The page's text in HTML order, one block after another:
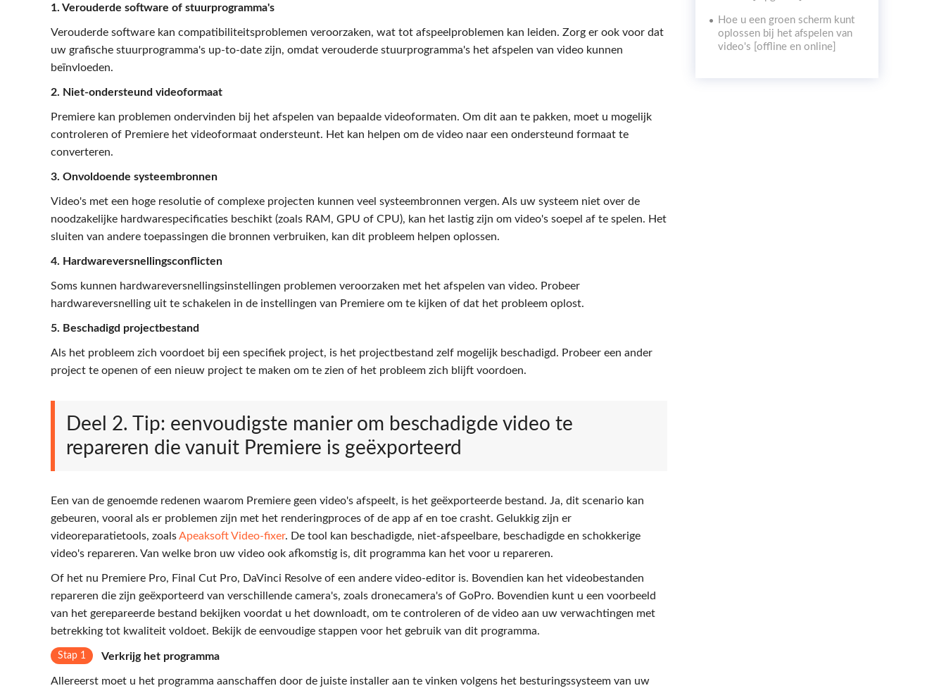
1. Verouderde software of stuurprogramma's
Verouderde software kan compatibiliteitsproblemen veroorzaken, wat tot afspeelproblemen kan leiden. Zorg er ook voor dat
uw grafische stuurprogramma's up-to-date zijn, omdat verouderde stuurprogramma's het afspelen van video kunnen
beïnvloeden.
2. Niet-ondersteund videoformaat
Premiere kan problemen ondervinden bij het afspelen van bepaalde videoformaten. Om dit aan te pakken, moet u mogelijk
controleren of Premiere het videoformaat ondersteunt. Het kan helpen om de video naar een ondersteund formaat te
converteren.
3. Onvoldoende systeembronnen
Video's met een hoge resolutie of complexe projecten kunnen veel systeembronnen vergen. Als uw systeem niet over de
noodzakelijke hardwarespecificaties beschikt (zoals RAM, GPU of CPU), kan het lastig zijn om video's soepel af te spelen. Het
sluiten van andere toepassingen die bronnen verbruiken, kan dit probleem helpen oplossen.
4. Hardwareversnellingsconflicten
Soms kunnen hardwareversnellingsinstellingen problemen veroorzaken met het afspelen van video. Probeer
hardwareversnelling uit te schakelen in de instellingen van Premiere om te kijken of dat het probleem oplost.
5. Beschadigd projectbestand
Als het probleem zich voordoet bij een specifiek project, is het projectbestand zelf mogelijk beschadigd. Probeer een ander
project te openen of een nieuw project te maken om te zien of het probleem zich blijft voordoen.
Deel 2. Tip: eenvoudigste manier om beschadigde video te
repareren die vanuit Premiere is geëxporteerd
Een van de genoemde redenen waarom Premiere geen video's afspeelt, is het geëxporteerde bestand. Ja, dit scenario kan
gebeuren, vooral als er problemen zijn met het renderingproces of de app af en toe crasht. Gelukkig zijn er
videoreparatietools, zoalsApeaksoft Video-fixer. De tool kan beschadigde, niet-afspeelbare, beschadigde en schokkerige
video's repareren. Van welke bron uw video ook afkomstig is, dit programma kan het voor u repareren.
Of het nu Premiere Pro, Final Cut Pro, DaVinci Resolve of een andere video-editor is. Bovendien kan het videobestanden
repareren die zijn geëxporteerd van verschillende camera's, zoals dronecamera's of GoPro. Bovendien kunt u een voorbeeld
van het gerepareerde bestand bekijken voordat u het downloadt, om te controleren of de video aan uw verwachtingen met
betrekking tot kwaliteit voldoet. Bekijk de eenvoudige stappen voor het gebruik van dit programma.
Stap 1 Verkrijg het programma
Allereerst moet u het programma aanschaffen door de juiste installer aan te vinken volgens het besturingssysteem van uw
Hoe u een groen scherm kunt
oplossen bij het afspelen van
video's [offline en online]